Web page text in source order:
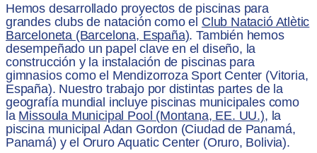
Hemos desarrollado proyectos de piscinas para
grandes clubs de natación como el Club Natació Atlètic
Barceloneta (Barcelona, España). También hemos
desempeñado un papel clave en el diseño, la
construcción y la instalación de piscinas para
gimnasios como el Mendizorroza Sport Center (Vitoria,
España). Nuestro trabajo por distintas partes de la
geografía mundial incluye piscinas municipales como
la Missoula Municipal Pool (Montana, EE. UU.), la
piscina municipal Adan Gordon (Ciudad de Panamá,
Panamá) y el Oruro Aquatic Center (Oruro, Bolivia).